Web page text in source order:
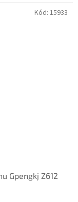
Gpengkj Z612
Kód: 15933